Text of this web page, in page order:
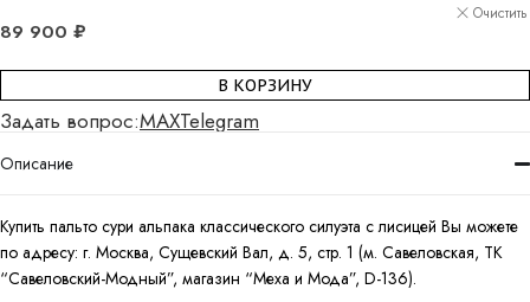
Очистить
89 900 ₽
В КОРЗИНУ
Задать вопрос:MAXTelegram
Описание
Купить пальто сури альпака классического силуэта с лисицей Вы можете
по адресу: г. Москва, Сущевский Вал, д. 5, стр. 1 (м. Савеловская, ТК
“Савеловский-Модный”, магазин “Меха и Мода”, D-136).